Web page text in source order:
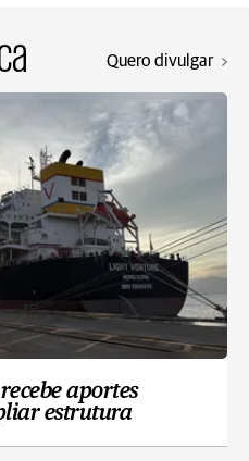
Quero divulgar
aportes
estrutura